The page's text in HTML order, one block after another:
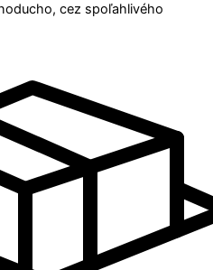
cez spoľahlivého